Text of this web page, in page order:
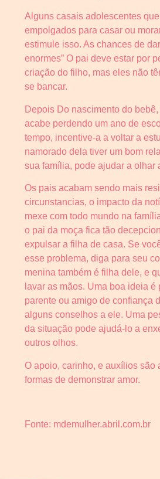
Alguns casais adolescentes
empolgados para casar ou
estimule isso. As chances de
enormes” O pai deve estar por
criação do filho, mas eles não
se bancar.
Depois Do nascimento do
acabe perdendo um ano de
tempo, incentive-a a voltar a
namorado dela tiver um bom
sua família, pode ajudar a olhar
Os pais acabam sendo mais
circunstancias, o impacto da
mexe com todo mundo na
o pai da moça fica tão
expulsar a filha de casa. Se
esse problema, diga para seu
menina também é filha dele, e
lavar as mãos. Uma boa ideia é
parente ou amigo de confiança
alguns conselhos a ele. Uma
da situação pode ajudá-lo a
outros olhos.
O apoio, carinho, e auxílios são
formas de demonstrar amor.
Fonte: mdemulher.abril.com.br